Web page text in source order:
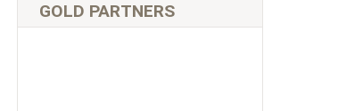
GOLD PARTNERS